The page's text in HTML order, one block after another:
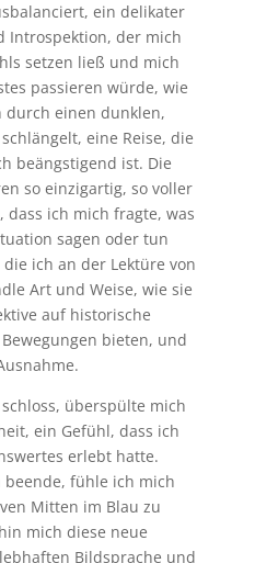
ein delikater
Introspektion, der mich
setzen ließ und mich
passieren würde, wie
durch einen dunklen,
eine Reise, die
beängstigend ist. Die
so einzigartig, so voller
dass ich mich fragte, was
sagen oder tun
ich an der Lektüre von
Art und Weise, wie sie
auf historische
bieten, und
überspülte mich
ein Gefühl, dass ich
erlebt hatte.
beende, fühle ich mich
Mitten im Blau zu
mich diese neue
Bildsprache und